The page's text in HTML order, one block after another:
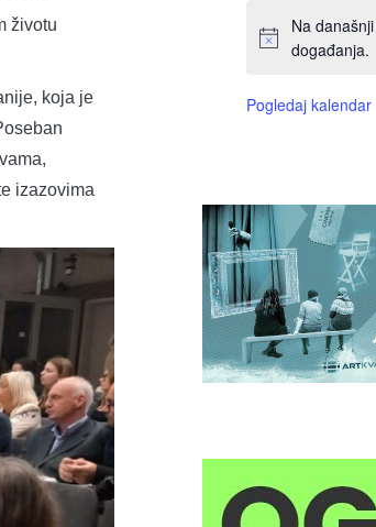
životu
koja je
izazovima
Na
događanja.
Pogledaj kalendar